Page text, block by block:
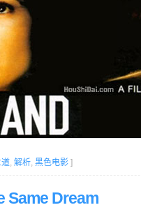
, 解析, 黑色电影 ]
Same Dream